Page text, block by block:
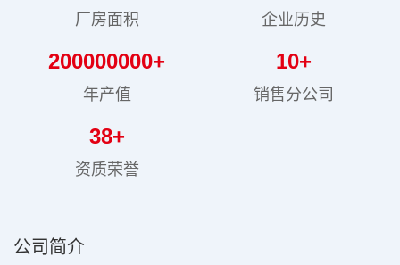
厂房面积 企业历史
200000000+
年产值
10+
销售分公司
38+
资质荣誉
公司简介